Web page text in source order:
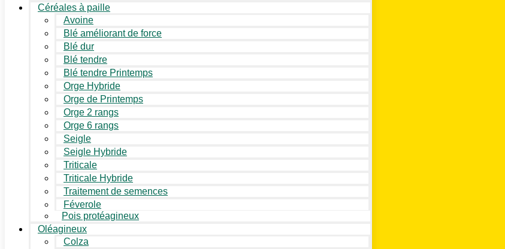
Céréales à paille
Avoine
Blé améliorant de force
Blé dur
Blé tendre
Blé tendre Printemps
Orge Hybride
Orge de Printemps
Orge 2 rangs
Orge 6 rangs
Seigle
Seigle Hybride
Triticale
Triticale Hybride
Traitement de semences
Féverole
Pois protéagineux
Oléagineux
Colza